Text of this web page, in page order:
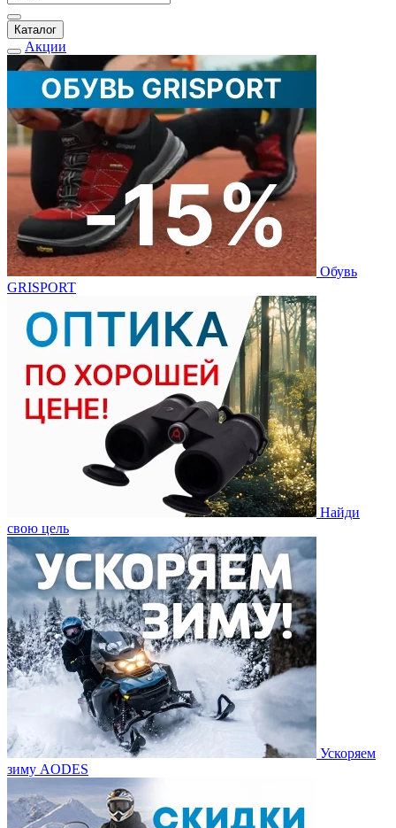
Каталог
Акции
Обувь
GRISPORT
Найди
свою цель
Ускоряем
зиму AODES